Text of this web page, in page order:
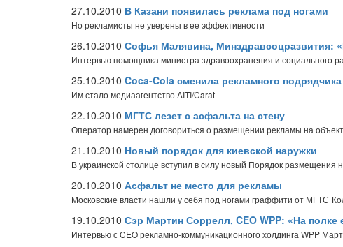
27.10.2010 В Казани появилась реклама под ногами
Но рекламисты не уверены в ее эффективности
26.10.2010 Софья Малявина, Минздравсоцразвития:
Интервью помощника министра здравоохранения и социального
25.10.2010 Coca-Cola сменила рекламного
Им стало медиаагентство AITI/Carat
22.10.2010 МГТС лезет с асфальта на стену
Оператор намерен договориться о размещении рекламы на
21.10.2010 Новый порядок для киевской наружки
В украинской столице вступил в силу новый Порядок размещения
20.10.2010 Асфальт не место для рекламы
Московские власти нашли у себя под ногами граффити от МГТС
19.10.2010 Сэр Мартин Соррелл, CEO WPP: «На
Интервью с CEO рекламно-коммуникационного холдинга WPP